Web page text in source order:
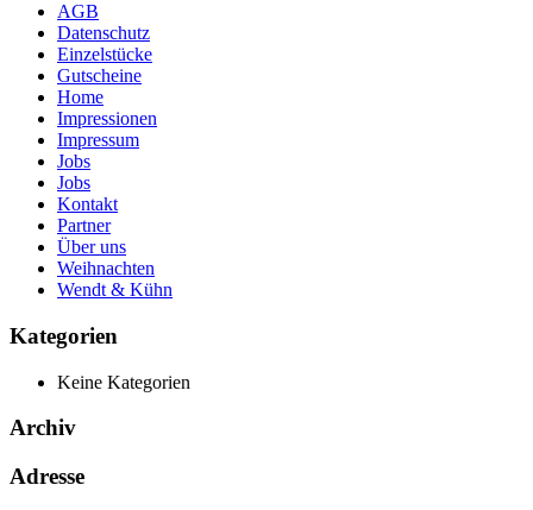
AGB
Datenschutz
Einzelstücke
Gutscheine
Home
Impressionen
Impressum
Jobs
Jobs
Kontakt
Partner
Über uns
Weihnachten
Wendt & Kühn
Kategorien
Keine Kategorien
Archiv
Adresse